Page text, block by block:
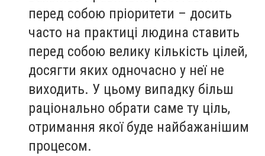
перед собою пріоритети – досить
часто на практиці людина ставить
перед собою велику кількість цілей,
досягти яких одночасно у неї не
виходить. У цьому випадку більш
раціонально обрати саме ту ціль,
отримання якої буде найбажанішим
процесом.